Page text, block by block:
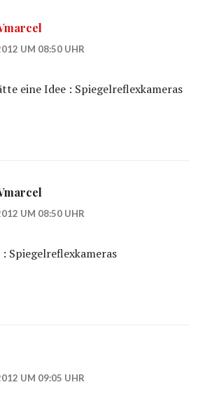
UM 08:50 UHR
eine Idee : Spiegelreflexkameras
UM 08:50 UHR
Spiegelreflexkameras
UM 09:05 UHR